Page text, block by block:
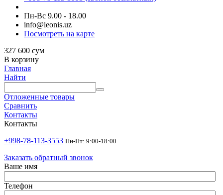
Пн-Вс 9.00 - 18.00
info@leonis.uz
Посмотреть на карте
327 600 сум
В корзину
Главная
Найти
Отложенные товары
Сравнить
Контакты
Контакты
+998-78-113-3553 Пн-Пт: 9:00-18:00
Заказать обратный звонок
Ваше имя
Телефон